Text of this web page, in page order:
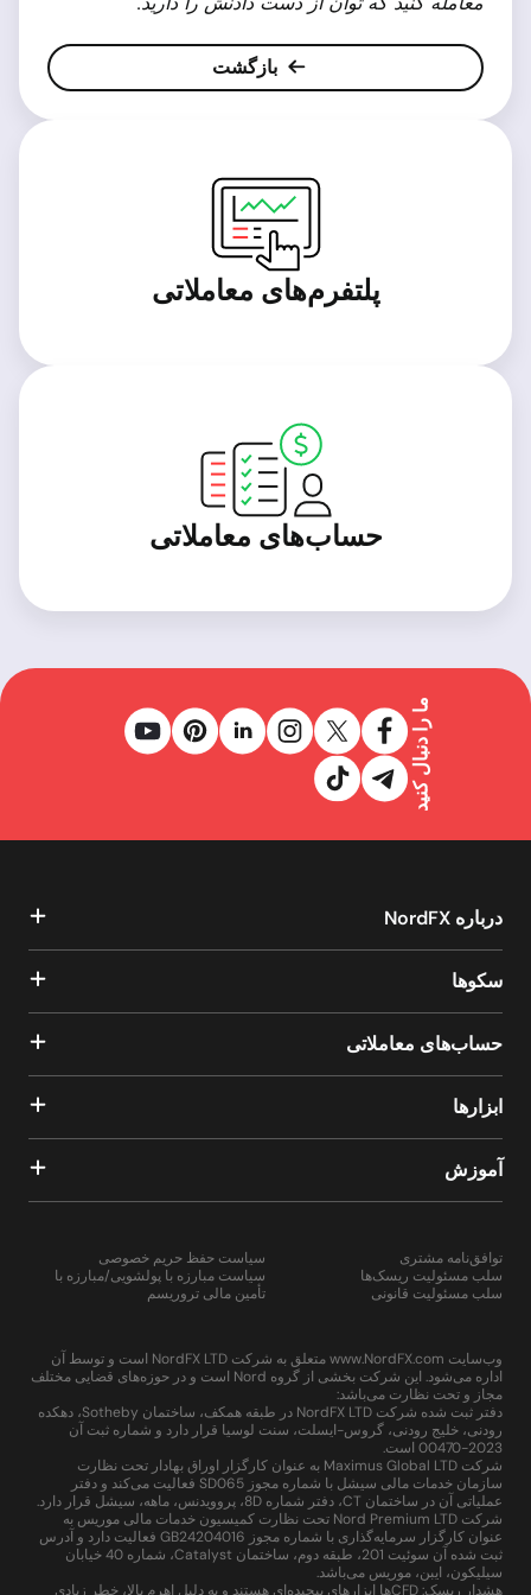
بازگشت
پلتفرم‌های معاملاتی
حساب‌های معاملاتی
ما را دنبال کنید
درباره NordFX
سکوها
حساب‌های معاملاتی
ابزارها
آموزش
توافق‌نامه مشتری
سلب مسئولیت ریسک‌ها
سلب مسئولیت قانونی
سیاست حفظ حریم خصوصی
سیاست مبارزه با پولشویی/مبارزه با
تأمین مالی تروریسم
وب‌سایت www.NordFX.com متعلق به شرکت NordFX LTD است و توسط آن
اداره می‌شود. این شرکت بخشی از گروه Nord است و در حوزه‌های قضایی مختلف
مجاز و تحت نظارت می‌باشد:
دفتر ثبت شده شرکت NordFX LTD در طبقه همکف، ساختمان Sotheby، دهکده
رودنی، خلیج رودنی، گروس-ایسلت، سنت لوسیا قرار دارد و شماره ثبت آن
2023-00470 است.
شرکت Maximus Global LTD به عنوان کارگزار اوراق بهادار تحت نظارت
سازمان خدمات مالی سیشل با شماره مجوز SD065 فعالیت می‌کند و دفتر
عملیاتی آن در ساختمان CT، دفتر شماره 8D، پروویدنس، ماهه، سیشل قرار دارد.
شرکت Nord Premium LTD تحت نظارت کمیسیون خدمات مالی موریس به
عنوان کارگزار سرمایه‌گذاری با شماره مجوز GB24204016 فعالیت دارد و آدرس
ثبت شده آن سوئیت 201، طبقه دوم، ساختمان Catalyst، شماره 40 خیابان
سیلیکون، ایبن، موریس می‌باشد.
هشدار ریسک: CFDها ابزارهای پیچیده‌ای هستند و به دلیل اهرم بالا، خطر زیادی